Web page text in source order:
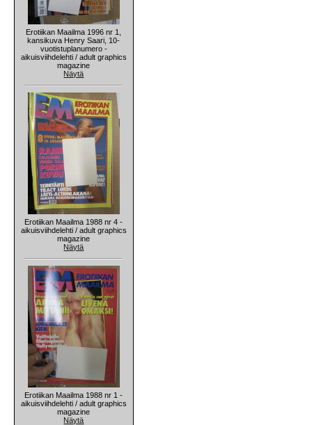
Erotiikan Maailma 1996 nr 1,
kansikuva Henry Saari, 10-
vuotistuplanumero -
aikuisviihdelehti / adult graphics
magazine
Näytä
Erotiikan Maailma 1988 nr 4 -
aikuisviihdelehti / adult graphics
magazine
Näytä
Erotiikan Maailma 1988 nr 1 -
aikuisviihdelehti / adult graphics
magazine
Näytä